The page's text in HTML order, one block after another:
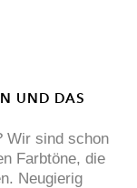
UND DAS
Wir sind schon
Farbtöne, die
Neugierig